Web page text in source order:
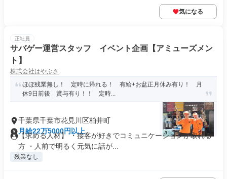
気になる
正社員
サバゲー運営スタッフ イベント企画【アミューズメン
ト】
株式会社はやぶさ
ほぼ残業無し！ 定時に帰れる！ 有給+お盆正月休み有り！ 月
休9日前後 賞与有り！！ 定時...
千葉県千葉市花見川区柏井町
月給22万5000円以上
【求める人材】 ・接客が好きでコミュニケーションが取れる
方 ・人前で明るく元気に話が...
残業なし